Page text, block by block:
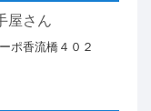
屋さん
ポ香流橋４０２